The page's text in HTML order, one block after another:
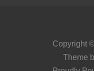
Copyright
Theme